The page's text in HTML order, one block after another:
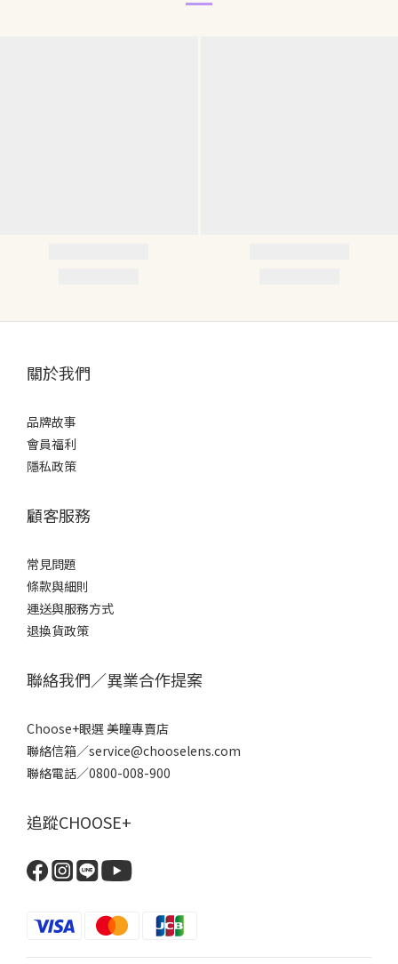
關於我們
品牌故事
會員福利
隱私政策
顧客服務
常見問題
條款與細則
運送與服務方式
退換貨政策
聯絡我們／異業合作提案
Choose+眼選 美瞳專賣店
聯絡信箱／service@chooselens.com
聯絡電話／0800-008-900
追蹤CHOOSE+